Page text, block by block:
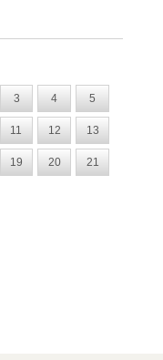
3 4 5
11 12 13
19 20 21